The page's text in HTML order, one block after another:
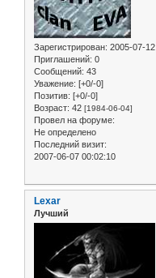
Зарегистрирован: 2005-07-12
Приглашений: 0
Сообщений: 43
Уважение: [+0/-0]
Позитив: [+0/-0]
Возраст: 42 [1984-06-04]
Провел на форуме:
Не определено
Последний визит:
2007-06-07 00:02:10
Lexar
Лучший